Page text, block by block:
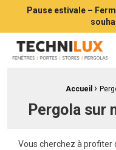
Pause estivale –
Technilux TECHNILUX
Fil d'Ariane :Accueil ›
Pergola sur
Vous cherchez à profiter